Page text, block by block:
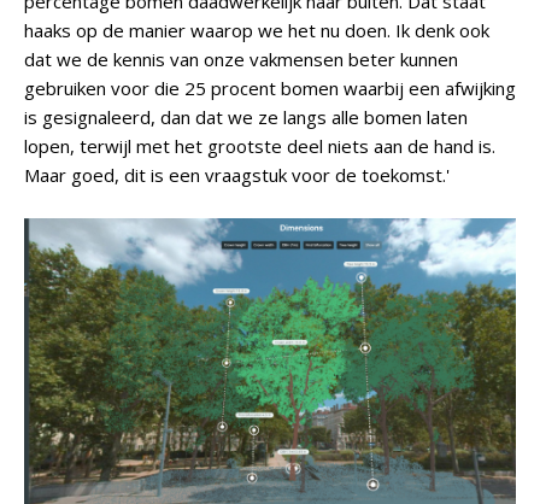
haaks op de manier waarop we het nu doen. Ik denk ook
dat we de kennis van onze vakmensen beter kunnen
gebruiken voor die 25 procent bomen waarbij een afwijking
is gesignaleerd, dan dat we ze langs alle bomen laten
lopen, terwijl met het grootste deel niets aan de hand is.
Maar goed, dit is een vraagstuk voor de toekomst.'